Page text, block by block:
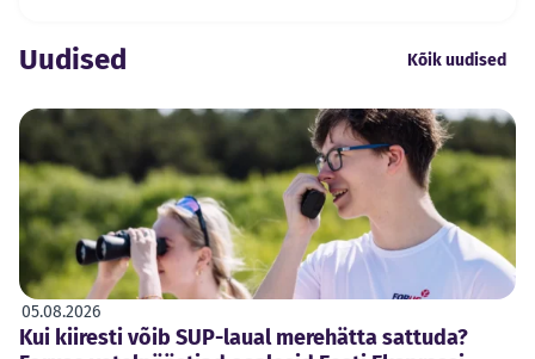
Uudised Kõik uudised
05.08.2026
Kui kiiresti võib SUP-laual merehätta sattuda?